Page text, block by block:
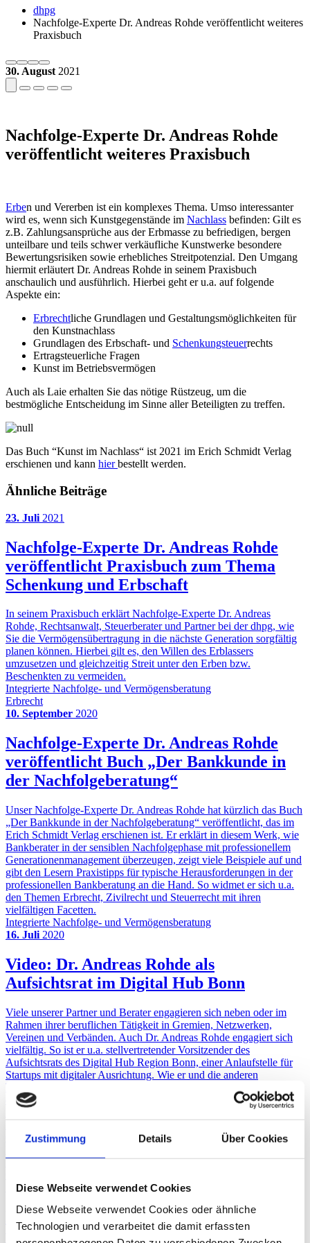
Zustimmung Details Über Cookies
Diese Webseite verwendet Cookies
Diese Webseite verwendet Cookies oder ähnliche
Technologien und verarbeitet die damit erfassten
dhpg
Nachfolge-Experte Dr. Andreas Rohde veröffentlicht weiteres
Praxisbuch
30. August 2021
Nachfolge-Experte Dr. Andreas Rohde
veröffentlicht weiteres Praxisbuch
Erben und Vererben ist ein komplexes Thema. Umso interessanter
wird es, wenn sich Kunstgegenstände im Nachlass befinden: Gilt es
z.B. Zahlungsansprüche aus der Erbmasse zu befriedigen, bergen
unteilbare und teils schwer verkäufliche Kunstwerke besondere
Bewertungsrisiken sowie erhebliches Streitpotenzial. Den Umgang
hiermit erläutert Dr. Andreas Rohde in seinem Praxisbuch
anschaulich und ausführlich. Hierbei geht er u.a. auf folgende
Aspekte ein:
Erbrechtliche Grundlagen und Gestaltungsmöglichkeiten für
den Kunstnachlass
Grundlagen des Erbschaft- und Schenkungsteuerrechts
Ertragsteuerliche Fragen
Kunst im Betriebsvermögen
Auch als Laie erhalten Sie das nötige Rüstzeug, um die
bestmögliche Entscheidung im Sinne aller Beteiligten zu treffen.
Das Buch “Kunst im Nachlass“ ist 2021 im Erich Schmidt Verlag
erschienen und kann hierbestellt werden.
Ähnliche Beiträge
23. Juli 2021
Nachfolge-Experte Dr. Andreas Rohde
veröffentlicht Praxisbuch zum Thema
Schenkung und Erbschaft
In seinem Praxisbuch erklärt Nachfolge-Experte Dr. Andreas
Rohde, Rechtsanwalt, Steuerberater und Partner bei der dhpg, wie
Sie die Vermögensübertragung in die nächste Generation sorgfältig
planen können. Hierbei gilt es, den Willen des Erblassers
umzusetzen und gleichzeitig Streit unter den Erben bzw.
Beschenkten zu vermeiden.
Integrierte Nachfolge- und Vermögensberatung
Erbrecht
10. September 2020
Nachfolge-Experte Dr. Andreas Rohde
veröffentlicht Buch „Der Bankkunde in
der Nachfolgeberatung“
Unser Nachfolge-Experte Dr. Andreas Rohde hat kürzlich das Buch
„Der Bankkunde in der Nachfolgeberatung“ veröffentlicht, das im
Erich Schmidt Verlag erschienen ist. Er erklärt in diesem Werk, wie
Bankberater in der sensiblen Nachfolgephase mit professionellem
Generationenmanagement überzeugen, zeigt viele Beispiele auf und
gibt den Lesern Praxistipps für typische Herausforderungen in der
professionellen Bankberatung an die Hand. So widmet er sich u.a.
den Themen Erbrecht, Zivilrecht und Steuerrecht mit ihren
vielfältigen Facetten.
Integrierte Nachfolge- und Vermögensberatung
16. Juli 2020
Video: Dr. Andreas Rohde als
Aufsichtsrat im Digital Hub Bonn
Viele unserer Partner und Berater engagieren sich neben oder im
Rahmen ihrer beruflichen Tätigkeit in Gremien, Netzwerken,
Vereinen und Verbänden. Auch Dr. Andreas Rohde engagiert sich
vielfältig. So ist er u.a. stellvertretender Vorsitzender des
Aufsichtsrats des Digital Hub Region Bonn, einer Anlaufstelle für
Startups mit digitaler Ausrichtung. Wie er und die anderen
Mitglieder des Aufsichtsrats den Digital Hub erleben, erfahren Sie in
diesem Video.
Gestaltende Steuerberatung
Haftungs- und Berufsrecht
14. Mai2019
Nachfolge-Experte Dr. Andreas Rohde
veröffentlicht Buch